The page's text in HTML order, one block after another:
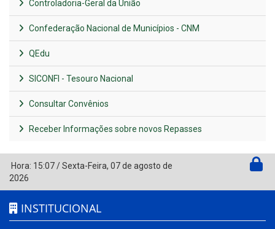
Controladoria-Geral da União
Confederação Nacional de Municípios - CNM
QEdu
SICONFI - Tesouro Nacional
Consultar Convênios
Receber Informações sobre novos Repasses
Hora: 15:07/Sexta-Feira, 07 de agosto de
2026
INSTITUCIONAL